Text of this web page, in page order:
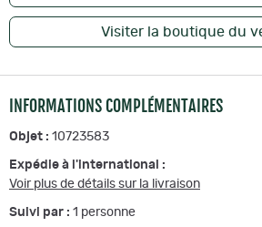
Visiter la boutique du
INFORMATIONS COMPLÉMENTAIRES
Objet : 10723583
Expédie à l'international :
Voir plus de détails sur la livraison
Suivi par : 1 personne